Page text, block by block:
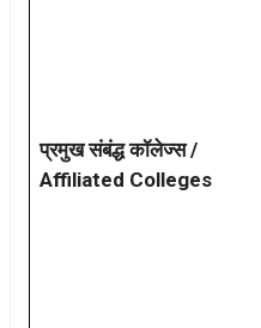
प्रमुख संबंद्ध कॉलेज्स /
Affiliated Colleges